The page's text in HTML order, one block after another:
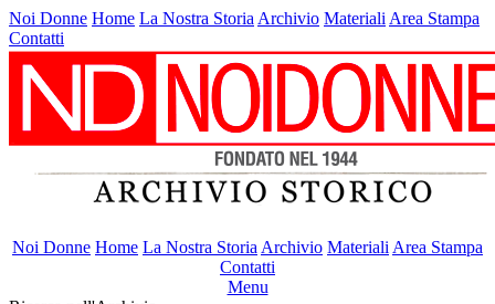
Noi Donne Home La Nostra Storia Archivio Materiali Area Stampa
Contatti
Noi Donne Home La Nostra Storia Archivio Materiali Area Stampa
Contatti
Menu